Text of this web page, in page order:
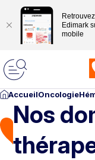
Edimark
mobile
AccueilOncologie
Nos